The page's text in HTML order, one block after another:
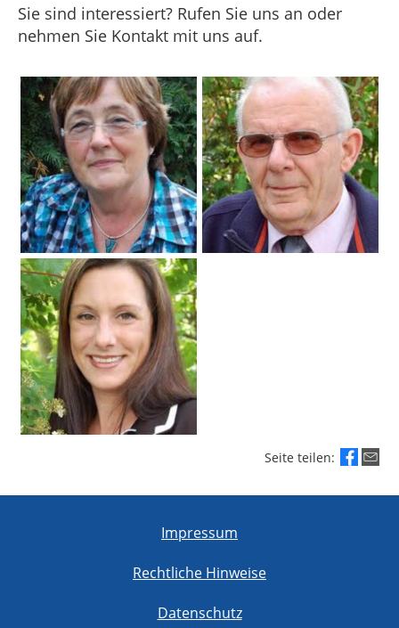
Sie sind interessiert? Rufen Sie uns an oder
nehmen Sie Kontakt mit uns auf.
Seite teilen:
Impressum
Rechtliche Hinweise
Datenschutz